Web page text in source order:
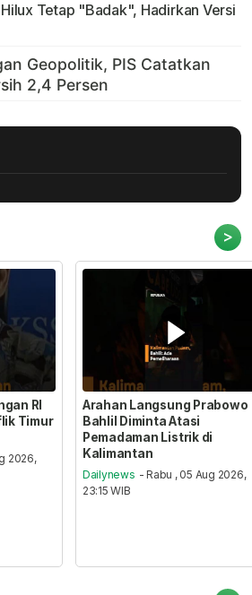
Tetap "Badak", Hadirkan Versi
>
RI
Timur
2026,
Arahan Langsung Prabowo
Bahlil Diminta Atasi
Pemadaman Listrik di
Kalimantan
Dailynews - Rabu , 05 Aug 2026,
23:15 WIB